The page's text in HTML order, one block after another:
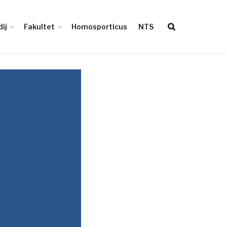
Fakultet Homosporticus NTS